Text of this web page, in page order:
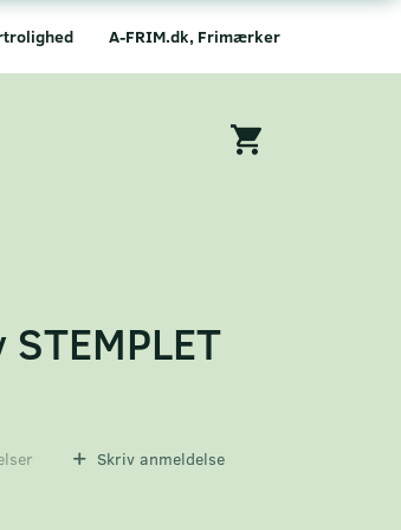
A-FRIM.dk, Frimærker
Skriv anmeldelse